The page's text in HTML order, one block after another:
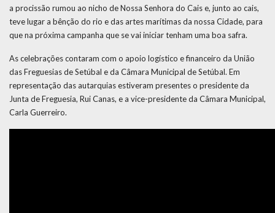
a procissão rumou ao nicho de Nossa Senhora do Cais e, junto ao cais,
teve lugar a bênção do rio e das artes marítimas da nossa Cidade, para
que na próxima campanha que se vai iniciar tenham uma boa safra.
As celebrações contaram com o apoio logístico e financeiro da União
das Freguesias de Setúbal e da Câmara Municipal de Setúbal. Em
representação das autarquias estiveram presentes o presidente da
Junta de Freguesia, Rui Canas, e a vice-presidente da Câmara Municipal,
Carla Guerreiro.